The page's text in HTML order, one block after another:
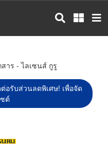
าร - ไลเซนส์ กูรู
อรับส่วนลดพิเศษ! เพื่อจัด
ต์